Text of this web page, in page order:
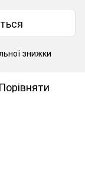
знижки
Порівняти